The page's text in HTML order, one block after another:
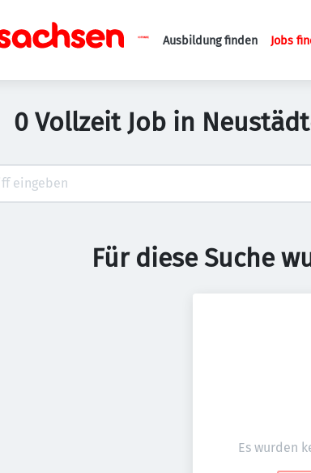
Ausbildung finden Jobs
0 Vollzeit Job in
Für diese Suche
Es wurden